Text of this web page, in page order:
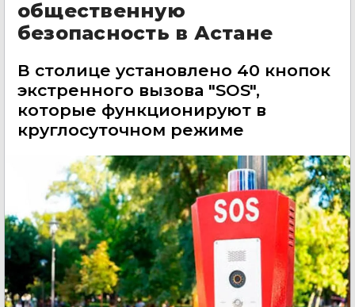
общественную
безопасность в Астане
В столице установлено 40 кнопок
экстренного вызова "SOS",
которые функционируют в
круглосуточном режиме